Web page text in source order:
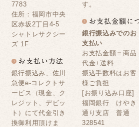
7783
住所：福岡市中央
区赤坂2丁目4-5
シャトレサクシー
ズ 1F
銀行振込み、佐川
急便e-コレクトサ
ービス（現金、ク
レジット、デビッ
ト）にて代金引き
換御利用頂けま
す。
銀行振込みでのお
支払い
お支払金額＝商品
代金+送料
振込手数料はお客
様ご負担
[お振り込み口座]
福岡銀行 けやき
通り支店 普通
328541